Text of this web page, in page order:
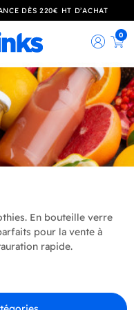
DÈS 220€ HT D’ACHAT
0
En bouteille verre
pour la vente à
rapide.